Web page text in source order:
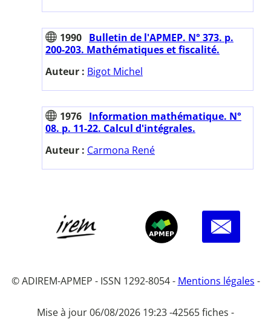
1990 Bulletin de l'APMEP. N° 373. p.
200-203. Mathématiques et fiscalité.
Auteur : Bigot Michel
1976 Information mathématique. N°
08. p. 11-22. Calcul d'intégrales.
Auteur : Carmona René
© ADIREM-APMEP - ISSN 1292-8054 - Mentions légales -
Mise à jour 06/08/2026 19:23 -42565 fiches -